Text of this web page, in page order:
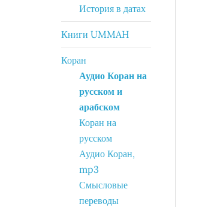
История в датах
Книги UMMAH
Коран
Аудио Коран на
русском и
арабском
Коран на
русском
Аудио Коран,
mp3
Смысловые
переводы